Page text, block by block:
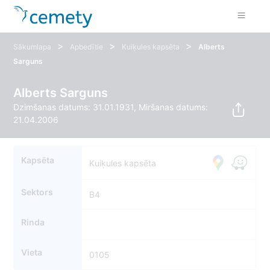
Sākumlapa > Apbedītie > Kuiķules kapsēta >
Alberts
Sarguns
Alberts Sarguns
Dzimšanas datums: 31.01.1931, Miršanas datums:
21.04.2006
Kapsēta Kuiķules kapsēta
Sektors B4
Rinda
Vieta 0105